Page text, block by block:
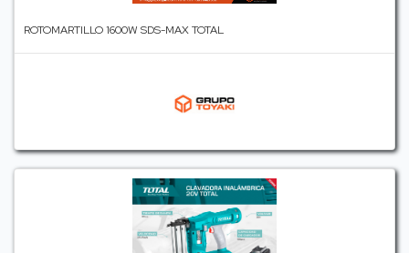
ROTOMARTILLO 1600W SDS-MAX TOTAL